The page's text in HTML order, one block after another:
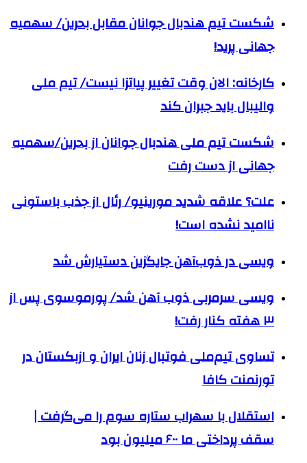
شکست تیم هندبال جوانان مقابل بحرین/ سهمیه
جهانی پرید!
کارخانه: الان وقت تغییر پیاتزا نیست/ تیم ملی
والیبال باید جبران کند
شکست تیم ملی هندبال جوانان از بحرین/سهمیه
جهانی از دست رفت
علت؟ علاقه شدید مورینیو/ رئال از جذب باستونی
ناامید نشده است!
ویسی در ذوب‌آهن جایگزین دستیارش شد
ویسی سرمربی ذوب آهن شد/ پورموسوی پس از
۳ هفته کنار رفت!
تساوی تیم‌ملی فوتبال زنان ایران و ازبکستان در
تورنمنت کافا
استقلال با سهراب ستاره سوم را می‌گرفت |
سقف پرداختی ما ۶۰۰ میلیون بود